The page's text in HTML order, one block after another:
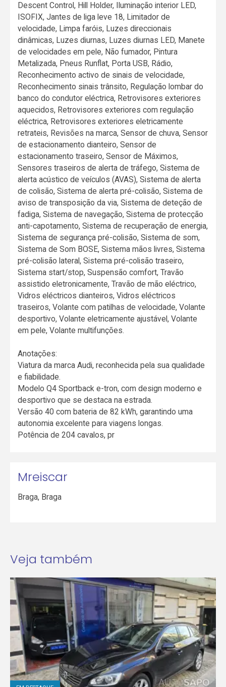
Descent Control, Hill Holder, Iluminação interior LED,
ISOFIX, Jantes de liga leve 18, Limitador de
velocidade, Limpa faróis, Luzes direccionais
dinâmicas, Luzes diurnas, Luzes diurnas LED, Manete
de velocidades em pele, Não fumador, Pintura
Metalizada, Pneus Runflat, Porta USB, Rádio,
Reconhecimento activo de sinais de velocidade,
Reconhecimento sinais trânsito, Regulação lombar do
banco do condutor eléctrica, Retrovisores exteriores
aquecidos, Retrovisores exteriores com regulação
eléctrica, Retrovisores exteriores eletricamente
retrateis, Revisões na marca, Sensor de chuva, Sensor
de estacionamento dianteiro, Sensor de
estacionamento traseiro, Sensor de Máximos,
Sensores traseiros de alerta de tráfego, Sistema de
alerta acústico de veículos (AVAS), Sistema de alerta
de colisão, Sistema de alerta pré-colisão, Sistema de
aviso de transposição da via, Sistema de deteção de
fadiga, Sistema de navegação, Sistema de protecção
anti-capotamento, Sistema de recuperação de energia,
Sistema de segurança pré-colisão, Sistema de som,
Sistema de Som BOSE, Sistema mãos livres, Sistema
pré-colisão lateral, Sistema pré-colisão traseiro,
Sistema start/stop, Suspensão comfort, Travão
assistido eletronicamente, Travão de mão eléctrico,
Vidros eléctricos dianteiros, Vidros eléctricos
traseiros, Volante com patilhas de velocidade, Volante
desportivo, Volante eletricamente ajustável, Volante
em pele, Volante multifunções.
Anotações:
Viatura da marca Audi, reconhecida pela sua qualidade
e fiabilidade.
Modelo Q4 Sportback e-tron, com design moderno e
desportivo que se destaca na estrada.
Versão 40 com bateria de 82 kWh, garantindo uma
autonomia excelente para viagens longas.
Potência de 204 cavalos, pr
Mreiscar
Braga, Braga
Veja também